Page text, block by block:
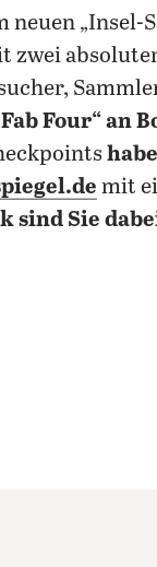
neuen „Insel-
zwei
Four“ an
mit
sind Sie